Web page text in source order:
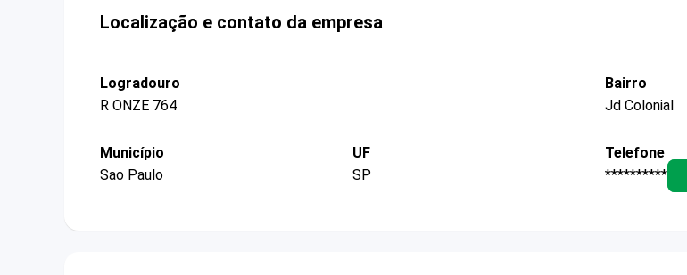
Localização e contato da empresa
Logradouro
R ONZE 764
Bairro
Jd Colonial
Município
Sao Paulo
UF
SP
Telefone
**********